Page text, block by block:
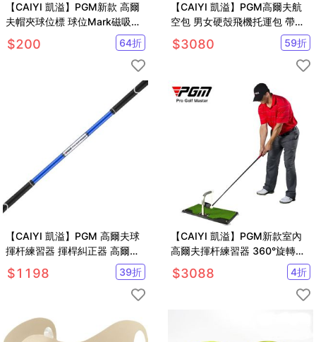
【CAIYI 凱溢】PGM新款 高爾
夫帽夾球位標 球位Mark磁吸帽
夾
$200 64折
【CAIYI 凱溢】PGM高爾夫航
空包 男女硬殼飛機托運包 帶輪
滑旅行球包
$3080 59折
【CAIYI 凱溢】PGM 高爾夫球
揮杆練習器 揮桿糾正器 高爾夫
初學裝備
$1198 39折
【CAIYI 凱溢】PGM新款室內
高爾夫揮杆練習器 360°旋轉訓
練器 可調高度支架
$3088 4折